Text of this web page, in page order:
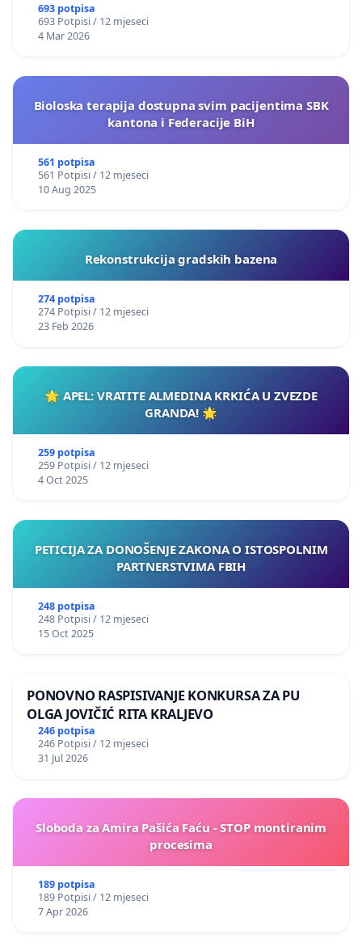
693 potpisa
693 Potpisi / 12 mjeseci
4 Mar 2026
Bioloska terapija dostupna svim pacijentima SBK
kantona i Federacije BiH
561 potpisa
561 Potpisi / 12 mjeseci
10 Aug 2025
Rekonstrukcija gradskih bazena
274 potpisa
274 Potpisi / 12 mjeseci
23 Feb 2026
🌟 APEL: VRATITE ALMEDINA KRKIĆA U ZVEZDE
GRANDA! 🌟
259 potpisa
259 Potpisi / 12 mjeseci
4 Oct 2025
PETICIJA ZA DONOŠENJE ZAKONA O ISTOSPOLNIM
PARTNERSTVIMA FBIH
248 potpisa
248 Potpisi / 12 mjeseci
15 Oct 2025
PONOVNO RASPISIVANJE KONKURSA ZA PU
OLGA JOVIČIĆ RITA KRALJEVO
246 potpisa
246 Potpisi / 12 mjeseci
31 Jul 2026
Sloboda za Amira Pašića Faću - STOP montiranim
procesima
189 potpisa
189 Potpisi / 12 mjeseci
7 Apr 2026